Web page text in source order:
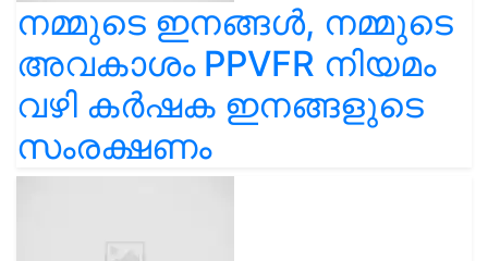
നമ്മുടെ ഇനങ്ങൾ, നമ്മുടെ
അവകാശം PPVFR നിയമം
വഴി കർഷക ഇനങ്ങളുടെ
സംരക്ഷണം